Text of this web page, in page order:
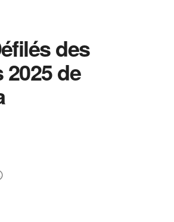
des
de